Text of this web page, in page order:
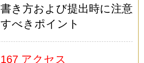
書き方および提出時に注意
すべきポイント
167 アクセス